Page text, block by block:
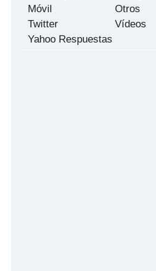
Móvil
Otros
Twitter
Vídeos
Yahoo Respuestas